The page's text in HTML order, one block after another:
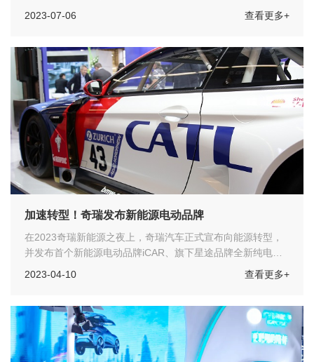
以光电子信息为特色的电子信息产业规模力争突破万亿元，进
2023-07-06 查看更多+
加速转型！奇瑞发布新能源电动品牌
在2023奇瑞新能源之夜上，奇瑞汽车正式宣布向能源转型，
并发布首个新能源电动品牌iCAR、旗下星途品牌全新纯电系
列星纪元及第三代混动技术鲲鹏超性能电混C-DM等。
2023-04-10 查看更多+